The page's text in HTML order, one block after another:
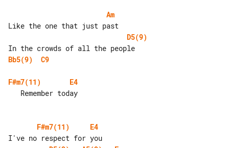
Am
D5(9)
Bb5(9)
C9
F#m7(11)
E4
F#m7(11)
E4